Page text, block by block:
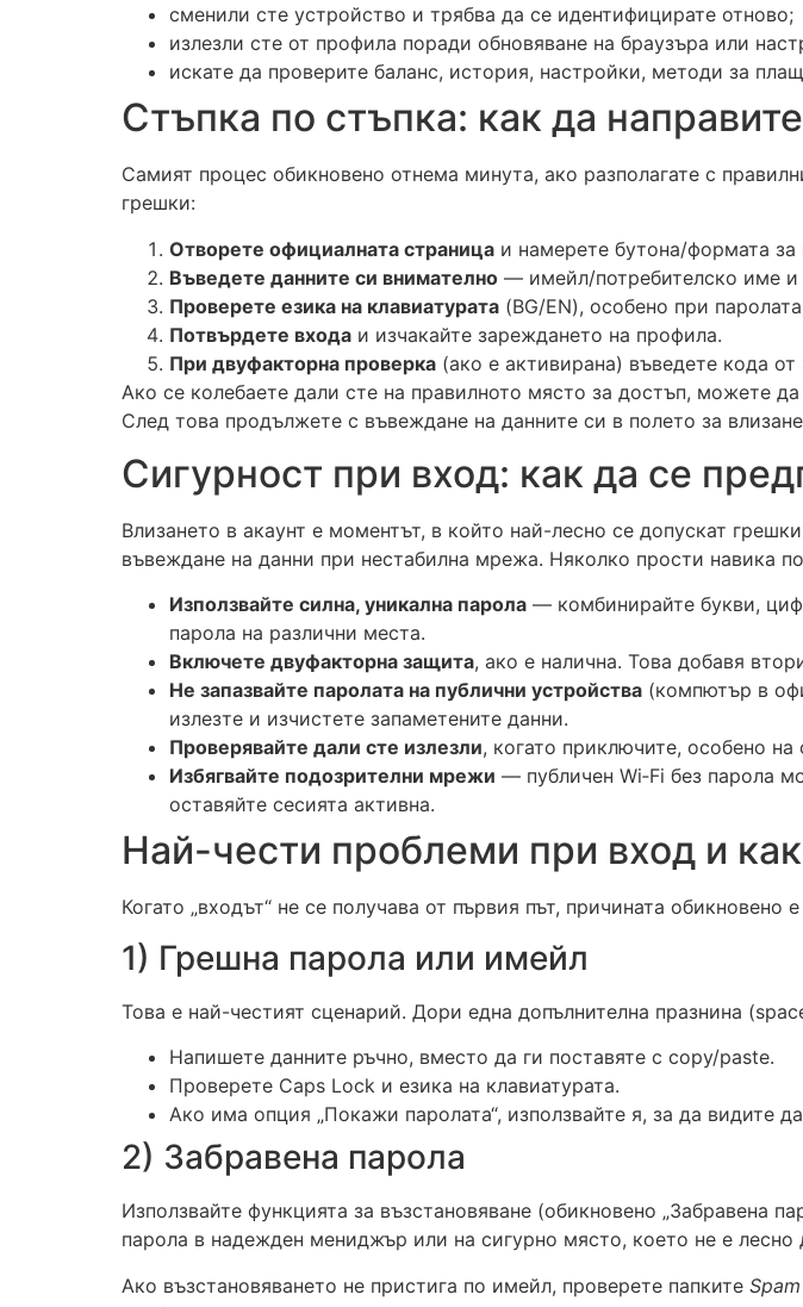
сменили сте устройство и трябва да се идентифицирате отново;
излезли сте от профила поради обновяване на браузъра или
искате да проверите баланс, история, настройки, методи за
Стъпка по стъпка: как да
Самият процес обикновено отнема минута, ако разполагате с
грешки:
Отворете официалната страница и намерете бутона/формата за
Въведете данните си внимателно — имейл/потребителско име и
Проверете езика на клавиатурата (BG/EN), особено при
Потвърдете входа и изчакайте зареждането на профила.
При двуфакторна проверка (ако е активирана) въведете кода
Ако се колебаете дали сте на правилното място за достъп, можете
След това продължете с въвеждане на данните си в полето за
Сигурност при вход: как да се
Влизането в акаунт е моментът, в който най-лесно се допускат
въвеждане на данни при нестабилна мрежа. Няколко прости навика
Използвайте силна, уникална парола — комбинирайте букви,
парола на различни места.
Включете двуфакторна защита, ако е налична. Това добавя
Не запазвайте паролата на публични устройства (компютър в
излезте и изчистете запаметените данни.
Проверявайте дали сте излезли, когато приключите, особено
Избягвайте подозрителни мрежи — публичен Wi‑Fi без парола
оставяйте сесията активна.
Най-чести проблеми при вход и
Когато „входът“ не се получава от първия път, причината
1) Грешна парола или имейл
Това е най-честият сценарий. Дори една допълнителна празнина
Напишете данните ръчно, вместо да ги поставяте с copy/paste.
Проверете Caps Lock и езика на клавиатурата.
Ако има опция „Покажи паролата“, използвайте я, за да видите
2) Забравена парола
Използвайте функцията за възстановяване (обикновено „Забравена
парола в надежден мениджър или на сигурно място, което не е лесно
Ако възстановяването не пристига по имейл, проверете папките Spam